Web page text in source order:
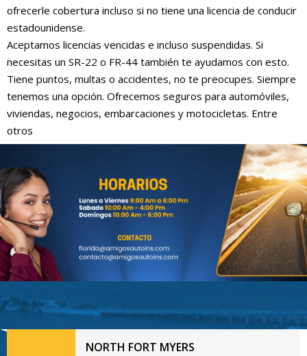
ofrecerle cobertura incluso si no tiene una licencia de conducir
estadounidense.
Aceptamos licencias vencidas e incluso suspendidas. Si
necesitas un SR-22 o FR-44 también te ayudamos con esto.
Tiene puntos, multas o accidentes, no te preocupes. Siempre
tenemos una opción. Ofrecemos seguros para automóviles,
viviendas, negocios, embarcaciones y motocicletas. Entre
otros
NORTH FORT MYERS